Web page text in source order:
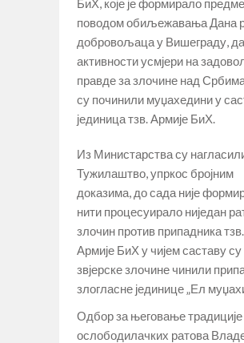
поводом обиљежавања Дана
добровољаца у Вишеграду, да
активности усмјери на
правде за злочине над Србима
су починили муџахедини у
јединица тзв. Армије БиХ.
Из Министарства су
Тужилаштво, упркос бројним
доказима, до сада није
нити процесуирало ниједан
злочин против припадника тзв.
Армије БиХ у чијем саставу су
звјерске злочине чинили
злогласне јединице „Ел
Одбор за његовање традиције
ослободилачких ратова